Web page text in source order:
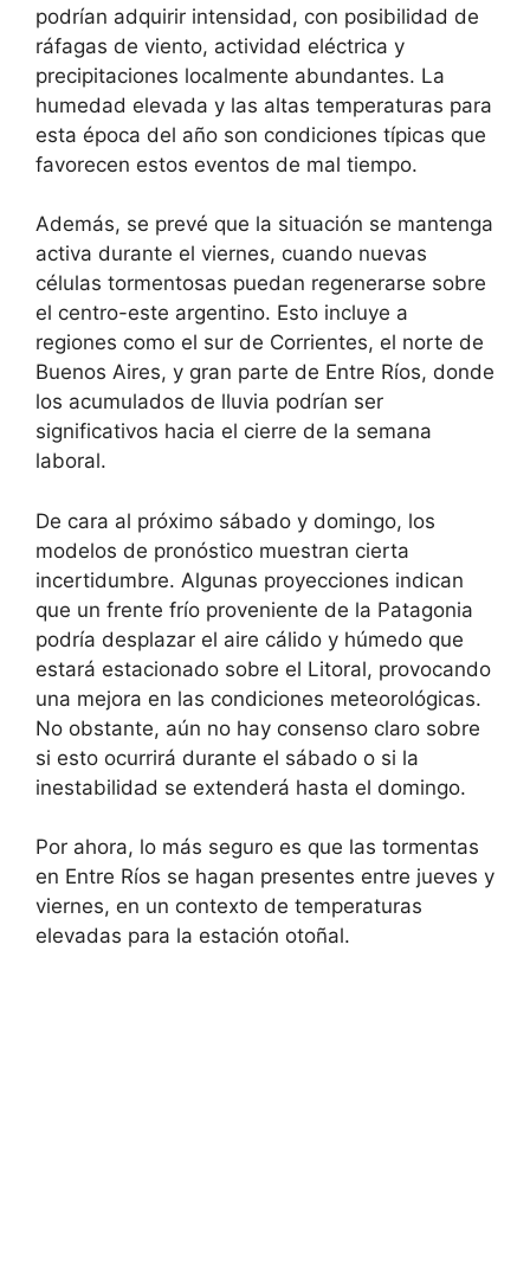
podrían adquirir intensidad, con posibilidad de
ráfagas de viento, actividad eléctrica y
precipitaciones localmente abundantes. La
humedad elevada y las altas temperaturas para
esta época del año son condiciones típicas que
favorecen estos eventos de mal tiempo.
Además, se prevé que la situación se mantenga
activa durante el viernes, cuando nuevas
células tormentosas puedan regenerarse sobre
el centro-este argentino. Esto incluye a
regiones como el sur de Corrientes, el norte de
Buenos Aires, y gran parte de Entre Ríos, donde
los acumulados de lluvia podrían ser
significativos hacia el cierre de la semana
laboral.
De cara al próximo sábado y domingo, los
modelos de pronóstico muestran cierta
incertidumbre. Algunas proyecciones indican
que un frente frío proveniente de la Patagonia
podría desplazar el aire cálido y húmedo que
estará estacionado sobre el Litoral, provocando
una mejora en las condiciones meteorológicas.
No obstante, aún no hay consenso claro sobre
si esto ocurrirá durante el sábado o si la
inestabilidad se extenderá hasta el domingo.
Por ahora, lo más seguro es que las tormentas
en Entre Ríos se hagan presentes entre jueves y
viernes, en un contexto de temperaturas
elevadas para la estación otoñal.